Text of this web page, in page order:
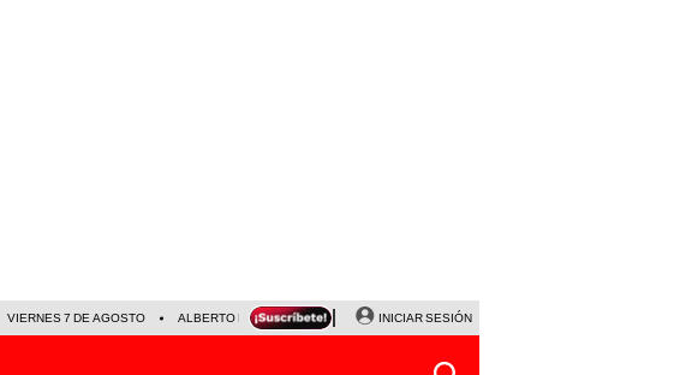
VIERNES 7 DE AGOSTO ALBERTO BENAVIDES NALDY SALDAÑA
INICIAR SESIÓN